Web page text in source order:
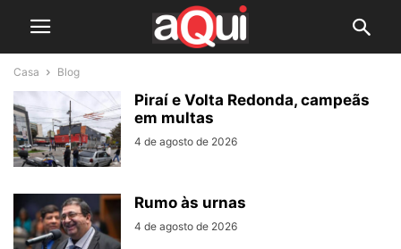
Casa Blog
Piraí e Volta Redonda, campeãs
em multas
4 de agosto de 2026
Rumo às urnas
4 de agosto de 2026